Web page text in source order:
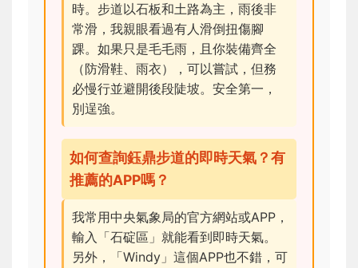
時。步道以石板和土路為主，雨後非
常滑，我親眼看過有人滑倒扭傷腳
踝。如果只是毛毛雨，且你裝備齊全
（防滑鞋、雨衣），可以嘗試，但務
必慢行並避開後段陡坡。安全第一，
別逞強。
如何查詢鈺鼎步道的即時天氣？有
推薦的APP嗎？
我常用中央氣象局的官方網站或APP，
輸入「石碇區」就能看到即時天氣。
另外，「Windy」這個APP也不錯，可